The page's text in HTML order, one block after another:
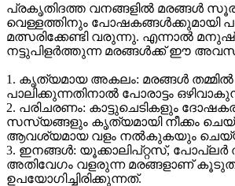
പ്രകൃതിദത്ത വനങ്ങളിൽ മരങ്ങൾ
വെള്ളത്തിനും പോഷകങ്ങൾക്കുമായി
മത്സരിക്കേണ്ടി വരുന്നു. എന്നാൽ
നട്ടുപിളർത്തുന്ന മരങ്ങൾക്ക് ഈ
1. കൃത്യമായ അകലം: മരങ്ങൾ തമ്മിൽ
പാലിക്കുന്നതിനാൽ പോരാട്ടം
2. പരിചരണം: കാട്ടുചെടികളും
സസ്യങ്ങളും കൃത്യമായി നീക്കം
ആവശ്യമായ വളം നൽകുകയും
3. ഇനങ്ങൾ: യൂക്കാലിപ്റ്റസ്, പോപ്ലർ
അതിവേഗം വളരുന്ന മരങ്ങളാണ്
ഉപയോഗിച്ചിരിക്കുന്നത്.